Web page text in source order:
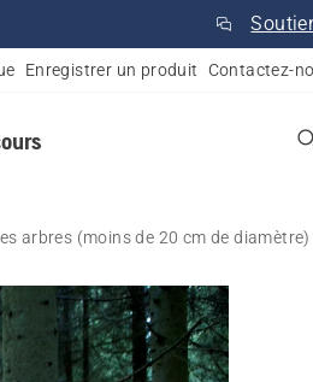
Enregistrer un produit Contactez-
arbres (moins de 20 cm de diamètre)